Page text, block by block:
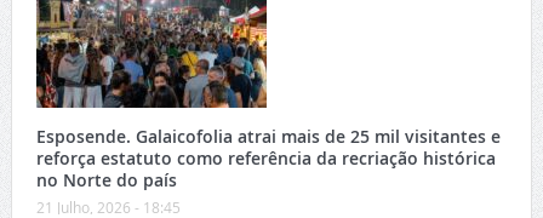
Esposende. Galaicofolia atrai mais de 25 mil visitantes e
reforça estatuto como referência da recriação histórica
no Norte do país
21 Julho, 2026 - 18:45